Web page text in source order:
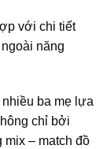
với chi tiết
năng
ba mẹ lựa
chỉ bởi
mix – match đồ